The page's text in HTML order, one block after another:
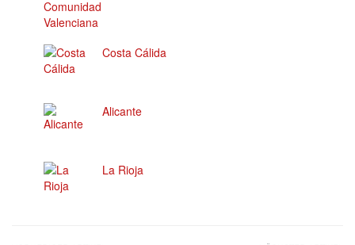
Costa Cálida
Alicante
La Rioja